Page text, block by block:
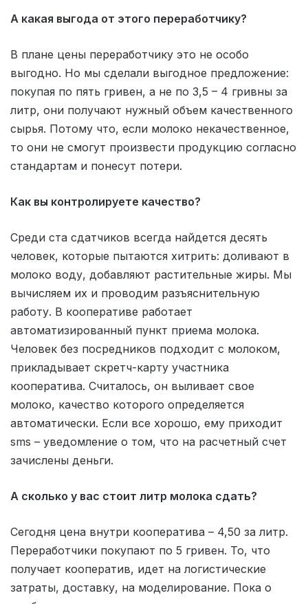
А какая выгода от этого переработчику?
В плане цены переработчику это не особо
выгодно. Но мы сделали выгодное предложение:
покупая по пять гривен, а не по 3,5 – 4 гривны за
литр, они получают нужный объем качественного
сырья. Потому что, если молоко некачественное,
то они не смогут произвести продукцию согласно
стандартам и понесут потери.
Как вы контролируете качество?
Среди ста сдатчиков всегда найдется десять
человек, которые пытаются хитрить: доливают в
молоко воду, добавляют растительные жиры. Мы
вычисляем их и проводим разъяснительную
работу. В кооперативе работает
автоматизированный пункт приема молока.
Человек без посредников подходит с молоком,
прикладывает скретч-карту участника
кооператива. Считалось, он выливает свое
молоко, качество которого определяется
автоматически. Если все хорошо, ему приходит
sms – уведомление о том, что на расчетный счет
зачислены деньги.
А сколько у вас стоит литр молока сдать?
Сегодня цена внутри кооператива – 4,50 за литр.
Переработчики покупают по 5 гривен. То, что
получает кооператив, идет на логистические
затраты, доставку, на моделирование. Пока о